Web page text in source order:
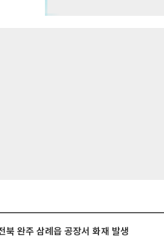
북 완주 삼례읍 공장서 화재 발생